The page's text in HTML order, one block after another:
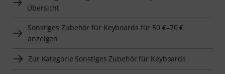
Übersicht
Sonstiges Zubehör für Keyboards für 50 €–70 €
anzeigen
Zur Kategorie Sonstiges Zubehör für Keyboards